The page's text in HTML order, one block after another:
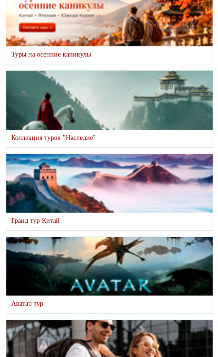
Туры на осенние каникулы
Коллекция туров "Наследие"
Гранд тур Китай
Аватар тур